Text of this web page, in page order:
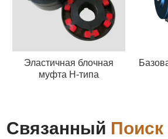
Эластичная блочная
муфта H-типа
Связанный Поиск